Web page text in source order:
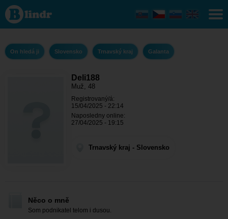
Deli188 -
On hledá
Trnavský
Galanta
On hledá ji Slovensko Trnavský kraj Galanta
Deli188
Muž, 48
Registrovaný/á:
15/04/2025 - 22:14
Naposledny online:
27/04/2025 - 19:15
Trnavský kraj - Slovensko
Něco o mně
Som podnikatel telom i dusou.